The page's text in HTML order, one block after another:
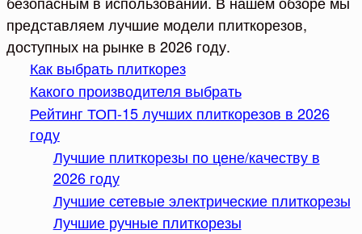
представляем лучшие модели плиткорезов,
доступных на рынке в 2026 году.
Как выбрать плиткорез
Какого производителя выбрать
Рейтинг ТОП-15 лучших плиткорезов в 2026
году
Лучшие плиткорезы по цене/качеству в
2026 году
Лучшие сетевые электрические плиткорезы
Лучшие ручные плиткорезы